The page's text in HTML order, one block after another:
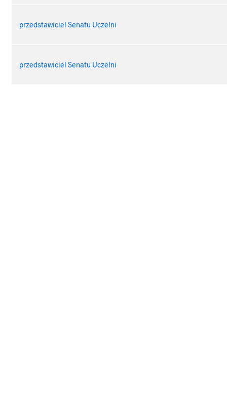
przedstawiciel Senatu Uczelni
przedstawiciel Senatu Uczelni